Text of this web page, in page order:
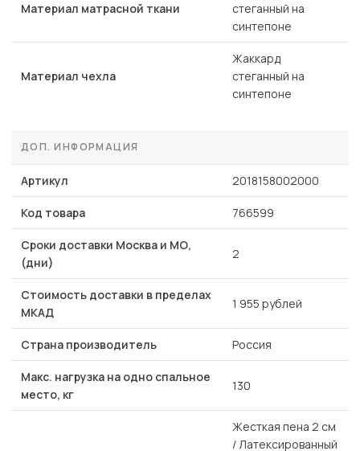
Материал матрасной ткани
стеганный на
синтепоне
Материал чехла
Жаккард
стеганный на
синтепоне
ДОП. ИНФОРМАЦИЯ
Артикул 2018158002000
Код товара 766599
Сроки доставки Москва и МО,
(дни)
2
Стоимость доставки в пределах
МКАД
1 955 рублей
Страна производитель Россия
Макс. нагрузка на одно спальное
место, кг
130
Жесткая пена 2 см
/ Латексированный